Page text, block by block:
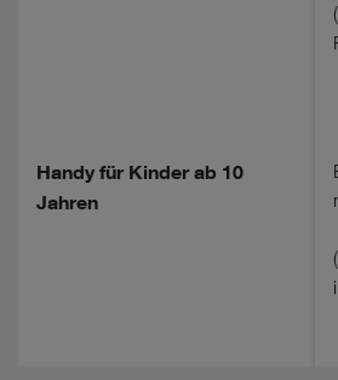
Handy für Kinder ab 10
Jahren
Wenn Sie „Nur notwendige Cookies“
Sie nur jene Cookies im Einsatz, die